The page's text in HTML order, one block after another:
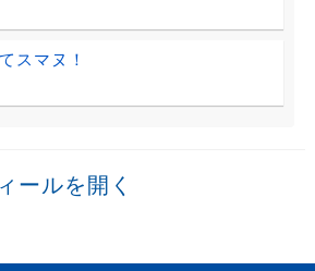
スマヌ！
ールを開く